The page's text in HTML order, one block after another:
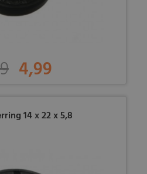
4,99
14 x 22 x 5,8